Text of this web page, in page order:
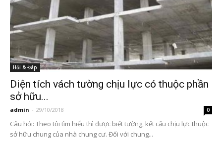
Hỏi & Đáp
Diện tích vách tường chịu lực có thuộc phần
sở hữu...
admin - 29/10/2018 0
Câu hỏi: Theo tôi tìm hiểu thì được biết tường, kết cấu chịu lực thuộc
sở hữu chung của nhà chung cư. Đối với chung...